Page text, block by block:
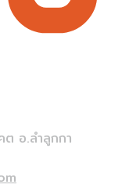
อ.ลำลูกกา